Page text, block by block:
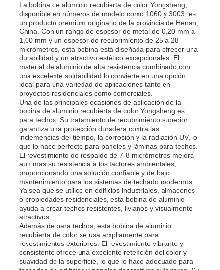
La bobina de aluminio recubierta de color Yongsheng,
disponible en números de modelo como 1060 y 3003, es
un producto premium originario de la provincia de Henan,
China. Con un rango de espesor de metal de 0,20 mm a
1,00 mm y un espesor de recubrimiento de 25 a 28
micrómetros, esta bobina está diseñada para ofrecer una
durabilidad y un atractivo estético excepcionales. El
material de aluminio de alta resistencia combinado con
una excelente soldabilidad lo convierte en una opción
ideal para una variedad de aplicaciones tanto en
proyectos residenciales como comerciales.
Una de las principales ocasiones de aplicación de la
bobina de aluminio recubierta de color Yongsheng es
para techos. Su tratamiento de recubrimiento superior
garantiza una protección duradera contra las
inclemencias del tiempo, la corrosión y la radiación UV, lo
que lo hace perfecto para paneles y láminas para techos.
El revestimiento de respaldo de 7-8 micrómetros mejora
aún más su resistencia a los factores ambientales,
proporcionando una solución confiable y de bajo
mantenimiento para los sistemas de techado modernos.
Ya sea que se utilice en edificios industriales, almacenes
o propiedades residenciales, esta bobina de aluminio
ayuda a crear techos resistentes, livianos y visualmente
atractivos.
Además de para techos, esta bobina de aluminio
recubierta de color se usa ampliamente para
revestimientos exteriores. El revestimiento vibrante y
consistente ofrece una excelente retención del color y
suavidad de la superficie, lo que lo hace adecuado para